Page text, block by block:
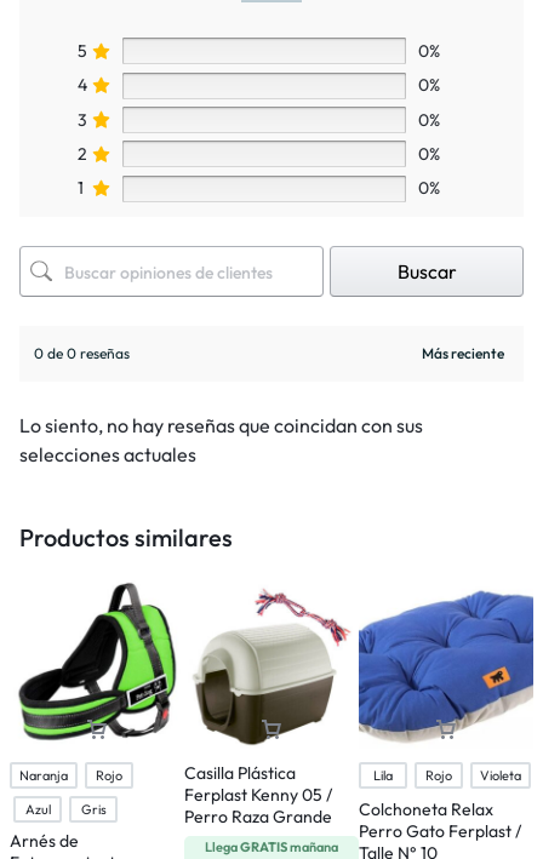
5
0%
4
0%
3
0%
2
0%
1
0%
Buscar
0 de 0 reseñas
Lo siento, no hay reseñas que coincidan con sus
selecciones actuales
Productos similares
Naranja
Rojo
Azul
Gris
Arnés de
Casilla Plástica
Ferplast Kenny 05 /
Perro Raza Grande
LlegaGRATISmañana
Lila Rojo Violeta
Colchoneta Relax
Perro Gato Ferplast /
Talle N° 10